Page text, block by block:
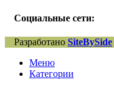
Социальные сети:
Разработано SiteBySide
Меню
Категории